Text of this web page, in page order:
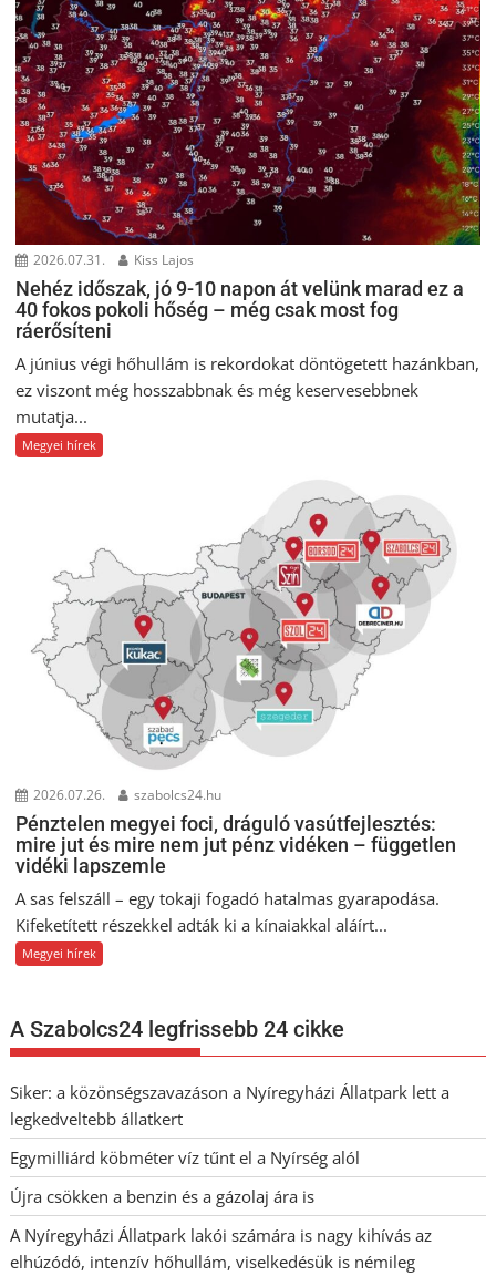
2026.07.31. Kiss Lajos
Nehéz időszak, jó 9-10 napon át velünk marad ez a
40 fokos pokoli hőség – még csak most fog
ráerősíteni
A június végi hőhullám is rekordokat döntögetett hazánkban,
ez viszont még hosszabbnak és még keservesebbnek
mutatja...
Megyei hírek
2026.07.26. szabolcs24.hu
Pénztelen megyei foci, dráguló vasútfejlesztés:
mire jut és mire nem jut pénz vidéken – független
vidéki lapszemle
A sas felszáll – egy tokaji fogadó hatalmas gyarapodása.
Kifeketített részekkel adták ki a kínaiakkal aláírt...
Megyei hírek
A Szabolcs24 legfrissebb 24 cikke
Siker: a közönségszavazáson a Nyíregyházi Állatpark lett a
legkedveltebb állatkert
Egymilliárd köbméter víz tűnt el a Nyírség alól
Újra csökken a benzin és a gázolaj ára is
A Nyíregyházi Állatpark lakói számára is nagy kihívás az
elhúzódó, intenzív hőhullám, viselkedésük is némileg